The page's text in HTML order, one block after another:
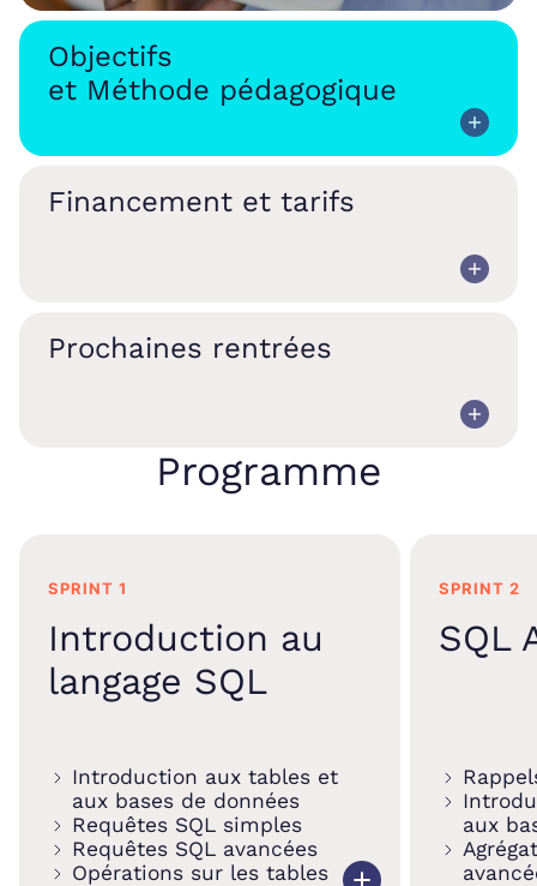
Objectifs
et Méthode pédagogique
Financement et tarifs
Prochaines rentrées
Programme
SPRINT 1
Introduction au
langage SQL
Introduction aux tables et
aux bases de données
Requêtes SQL simples
Requêtes SQL avancées
Opérations sur les tables
SPRINT 2
SQL
aux